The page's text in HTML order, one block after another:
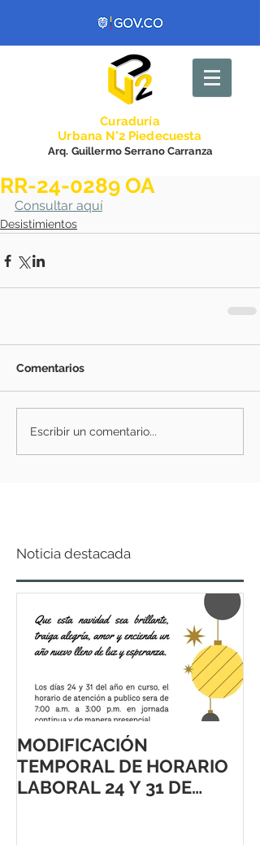
Curaduría
Urbana N°2 Piedecuesta
Arq. Guillermo Serrano Carranza
RR-24-0289 OA
Consultar aquí
Desistimientos
Comentarios
Escribir un comentario...
Noticia destacada
MODIFICACIÓN
TEMPORAL DE HORARIO
LABORAL 24 Y 31 DE